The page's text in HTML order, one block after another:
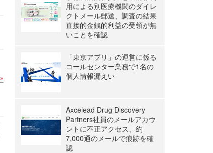
用による別医療機関のダイレ
クトメール郵送、調査の結果
直接的金銭的利益の受領が無
いことを確認
「東京アプリ」の運営に係る
コールセンター業務で1名の
個人情報漏えい
Axcelead Drug Discovery
Partners社員のメールアカウ
ントに不正アクセス、約
7,000通のメールで痕跡を確
認